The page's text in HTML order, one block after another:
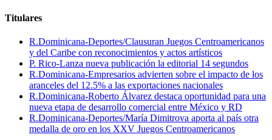
Titulares
R.Dominicana-Deportes/Clausuran Juegos Centroamericanos
y del Caribe con reconocimientos y actos artísticos
P. Rico-Lanza nueva publicación la editorial 14 segundos
R.Dominicana-Empresarios advierten sobre el impacto de los
aranceles del 12.5% a las exportaciones nacionales
R.Dominicana-Roberto Álvarez destaca oportunidad para una
nueva etapa de desarrollo comercial entre México y RD
R.Dominicana-Deportes/María Dimitrova aporta al país otra
medalla de oro en los XXV Juegos Centroamericanos